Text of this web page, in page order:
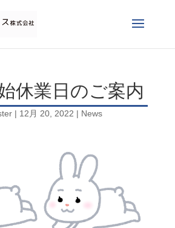
休業日のご案内
| 12月 20, 2022 | News